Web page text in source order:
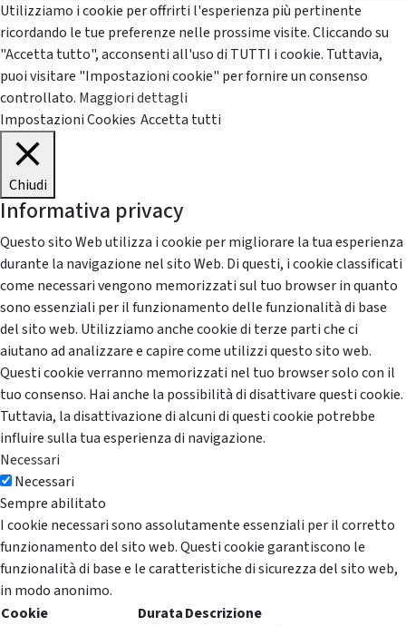
Utilizziamo i cookie per offrirti l'esperienza più pertinente
ricordando le tue preferenze nelle prossime visite. Cliccando su
"Accetta tutto", acconsenti all'uso di TUTTI i cookie. Tuttavia,
puoi visitare "Impostazioni cookie" per fornire un consenso
controllato. Maggiori dettagli
Impostazioni Cookies Accetta tutti
Chiudi
Informativa privacy
Questo sito Web utilizza i cookie per migliorare la tua esperienza
durante la navigazione nel sito Web. Di questi, i cookie classificati
come necessari vengono memorizzati sul tuo browser in quanto
sono essenziali per il funzionamento delle funzionalità di base
del sito web. Utilizziamo anche cookie di terze parti che ci
aiutano ad analizzare e capire come utilizzi questo sito web.
Questi cookie verranno memorizzati nel tuo browser solo con il
tuo consenso. Hai anche la possibilità di disattivare questi cookie.
Tuttavia, la disattivazione di alcuni di questi cookie potrebbe
influire sulla tua esperienza di navigazione.
Necessari
Necessari
Sempre abilitato
I cookie necessari sono assolutamente essenziali per il corretto
funzionamento del sito web. Questi cookie garantiscono le
funzionalità di base e le caratteristiche di sicurezza del sito web,
in modo anonimo.
Cookie
DurataDescrizione